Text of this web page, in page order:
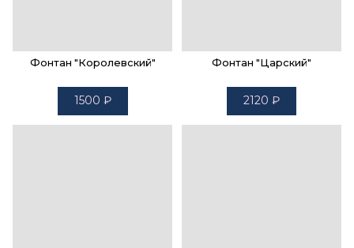
Фонтан "Королевский"
1500 ₽
Фонтан "Царский"
2120 ₽